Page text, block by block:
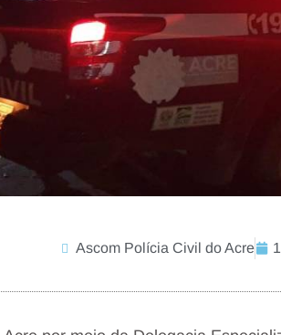
Ascom Polícia Civil do Acre